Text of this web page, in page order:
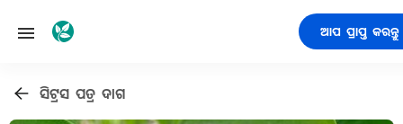
ଆପ ପ୍ରାପ୍ତ କରନ୍ତୁ
ସିଟ୍ରସ ପତ୍ର ଦାଗ